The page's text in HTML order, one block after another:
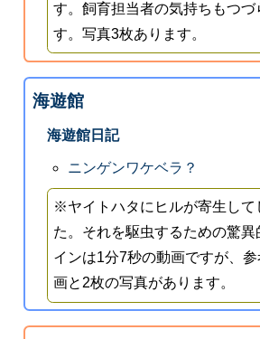
す。飼育担当者の気持ちもつづ
す。写真3枚あります。
海遊館
海遊館日記
ニンゲンワケベラ？
※ヤイトハタにヒルが寄生して
た。それを駆虫するための驚異
インは1分7秒の動画ですが、
画と2枚の写真があります。